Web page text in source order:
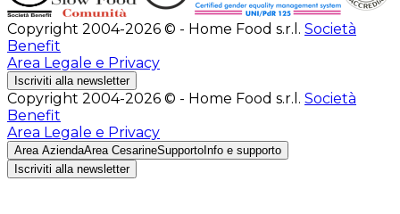
Copyright 2004-2026 © - Home Food s.r.l. Società
Benefit
Area Legale e Privacy
Iscriviti alla newsletter
Copyright 2004-2026 © - Home Food s.r.l. Società
Benefit
Area Legale e Privacy
Area AziendaArea CesarineSupporto Info e supporto
Iscriviti alla newsletter